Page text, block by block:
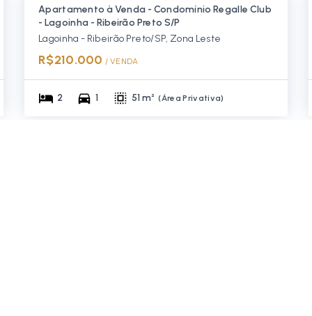
Apartamento à Venda - Condomínio Regalle Club
- Lagoinha - Ribeirão Preto S/P
Lagoinha - Ribeirão Preto/SP, Zona Leste
R$210.000 / VENDA
2 1 51 m² (Área Privativa)